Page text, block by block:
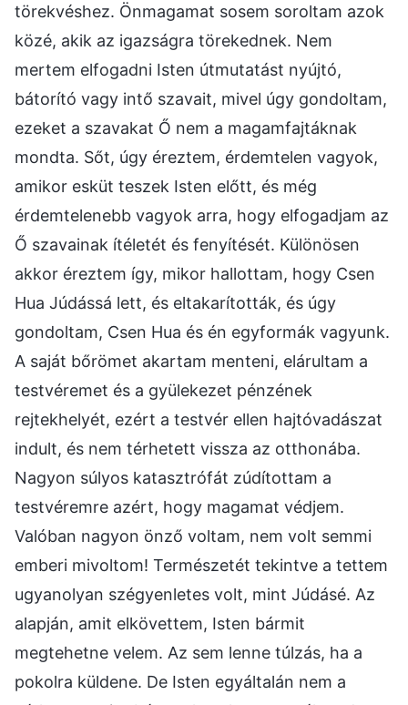
törekvéshez. Önmagamat sosem soroltam azok
közé, akik az igazságra törekednek. Nem
mertem elfogadni Isten útmutatást nyújtó,
bátorító vagy intő szavait, mivel úgy gondoltam,
ezeket a szavakat Ő nem a magamfajtáknak
mondta. Sőt, úgy éreztem, érdemtelen vagyok,
amikor esküt teszek Isten előtt, és még
érdemtelenebb vagyok arra, hogy elfogadjam az
Ő szavainak ítéletét és fenyítését. Különösen
akkor éreztem így, mikor hallottam, hogy Csen
Hua Júdássá lett, és eltakarították, és úgy
gondoltam, Csen Hua és én egyformák vagyunk.
A saját bőrömet akartam menteni, elárultam a
testvéremet és a gyülekezet pénzének
rejtekhelyét, ezért a testvér ellen hajtóvadászat
indult, és nem térhetett vissza az otthonába.
Nagyon súlyos katasztrófát zúdítottam a
testvéremre azért, hogy magamat védjem.
Valóban nagyon önző voltam, nem volt semmi
emberi mivoltom! Természetét tekintve a tettem
ugyanolyan szégyenletes volt, mint Júdásé. Az
alapján, amit elkövettem, Isten bármit
megtehetne velem. Az sem lenne túlzás, ha a
pokolra küldene. De Isten egyáltalán nem a